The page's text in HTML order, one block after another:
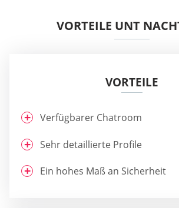
VORTEILE UNT
VORTEILE
Verfügbarer Chatroom
Sehr detaillierte Profile
Ein hohes Maß an Sicherheit